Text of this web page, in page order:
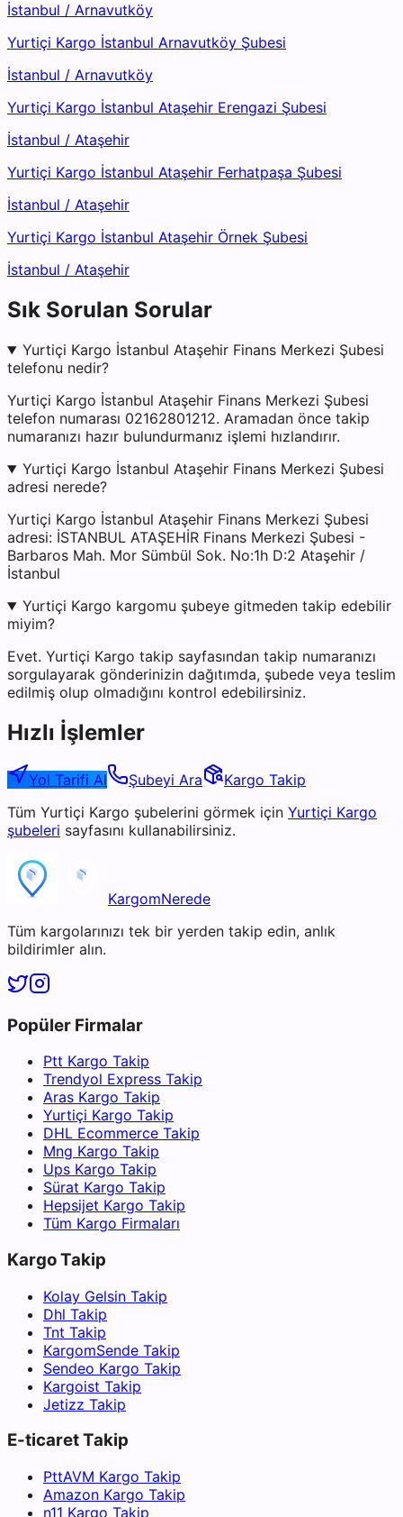
İstanbul / Arnavutköy
Yurtiçi Kargo İstanbul Arnavutköy Şubesi
İstanbul / Arnavutköy
Yurtiçi Kargo İstanbul Ataşehir Erengazi Şubesi
İstanbul / Ataşehir
Yurtiçi Kargo İstanbul Ataşehir Ferhatpaşa Şubesi
İstanbul / Ataşehir
Yurtiçi Kargo İstanbul Ataşehir Örnek Şubesi
İstanbul / Ataşehir
Sık Sorulan Sorular
Yurtiçi Kargo İstanbul Ataşehir Finans Merkezi Şubesi
telefonu nedir?
Yurtiçi Kargo İstanbul Ataşehir Finans Merkezi Şubesi
telefon numarası 02162801212. Aramadan önce takip
numaranızı hazır bulundurmanız işlemi hızlandırır.
Yurtiçi Kargo İstanbul Ataşehir Finans Merkezi Şubesi
adresi nerede?
Yurtiçi Kargo İstanbul Ataşehir Finans Merkezi Şubesi
adresi: İSTANBUL ATAŞEHİR Finans Merkezi Şubesi -
Barbaros Mah. Mor Sümbül Sok. No:1h D:2 Ataşehir /
İstanbul
Yurtiçi Kargo kargomu şubeye gitmeden takip edebilir
miyim?
Evet. Yurtiçi Kargo takip sayfasından takip numaranızı
sorgulayarak gönderinizin dağıtımda, şubede veya teslim
edilmiş olup olmadığını kontrol edebilirsiniz.
Hızlı İşlemler
Yol Tarifi Al Şubeyi Ara
Kargo Takip
Tüm Yurtiçi Kargo şubelerini görmek için Yurtiçi Kargo
şubeleri sayfasını kullanabilirsiniz.
KargomNerede
Tüm kargolarınızı tek bir yerden takip edin, anlık
bildirimler alın.
Popüler Firmalar
Ptt Kargo Takip
Trendyol Express Takip
Aras Kargo Takip
Yurtiçi Kargo Takip
DHL Ecommerce Takip
Mng Kargo Takip
Ups Kargo Takip
Sürat Kargo Takip
Hepsijet Kargo Takip
Tüm Kargo Firmaları
Kargo Takip
Kolay Gelsin Takip
Dhl Takip
Tnt Takip
KargomSende Takip
Sendeo Kargo Takip
Kargoist Takip
Jetizz Takip
E-ticaret Takip
PttAVM Kargo Takip
Amazon Kargo Takip
n11 Kargo Takip